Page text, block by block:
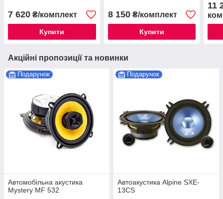
7 620 ₴/комплект
Купити
8 150₴/комплект
Купити
11
Акційні пропозиції та новинки
Подарунок
Автомобільна акустика
Mystery MF 532
Подарунок
Автоакустика Alpine SXE-
13CS